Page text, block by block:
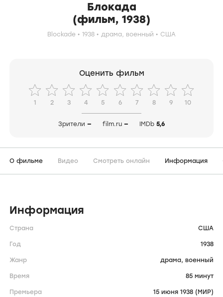
Блокада
(фильм, 1938)
Blockade 1938 драма, военный США
Оценить фильм
1 2 3 4 5 6 7 8 9 10
Зрители — film.ru — IMDb 5,6
О фильме Видео Смотреть онлайн Информация
Информация
Страна США
Год 1938
Жанр драма, военный
Время 85 минут
Премьера 15 июня 1938 (МИР)